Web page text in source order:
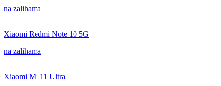
na zalihama
Xiaomi Redmi Note 10 5G
na zalihama
Xiaomi Mi 11 Ultra